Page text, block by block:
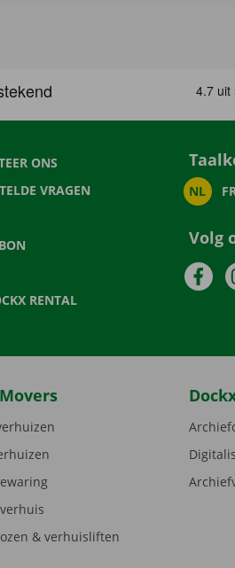
ONS
VRAGEN
RENTAL
NL
Volg
& verhuisliften